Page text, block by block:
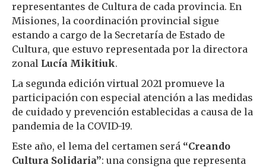
representantes de Cultura de cada provincia. En
Misiones, la coordinación provincial sigue
estando a cargo de la Secretaría de Estado de
Cultura, que estuvo representada por la directora
zonal Lucía Mikitiuk.
La segunda edición virtual 2021 promueve la
participación con especial atención a las medidas
de cuidado y prevención establecidas a causa de la
pandemia de la COVID-19.
Este año, el lema del certamen será “Creando
Cultura Solidaria”: una consigna que representa